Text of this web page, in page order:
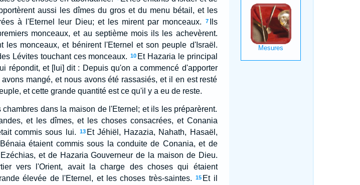
aussi les dîmes du gros et du menu bétail, et les
à l'Eternel leur Dieu; et les mirent par monceaux.
7
Ils
monceaux, et au septième mois ils les achevèrent.
les monceaux, et bénirent l'Eternel et son peuple d'Israël.
Lévites touchant ces monceaux. 10 Et Hazaria le principal
répondit, et [lui] dit : Depuis qu'on a commencé d'apporter
mangé, et nous avons été rassasiés, et il en est resté
et cette grande quantité est ce qu'il y a eu de reste.
dans la maison de l'Eternel; et ils les préparèrent.
et les dîmes, et les choses consacrées, et Conania
commis sous lui.
13 Et Jéhiël, Hazazia, Nahath, Hasaël,
étaient commis sous la conduite de Conania, et de
et de Hazaria Gouverneur de la maison de Dieu.
vers l'Orient, avait la charge des choses qui étaient
élevée de l'Eternel, et les choses très-saintes.
15 Et il